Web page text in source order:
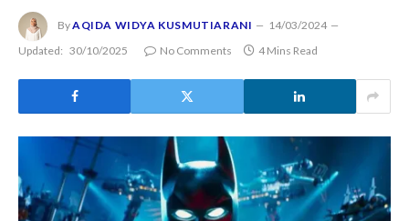
ByAQIDA WIDYA KUSMUTIARANI
14/03/2024
Updated: 30/10/2025 No Comments 4 Mins Read